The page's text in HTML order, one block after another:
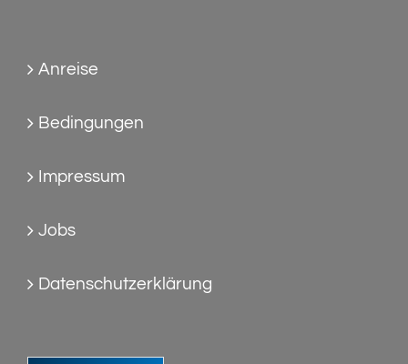
Anreise
Bedingungen
Impressum
Jobs
Datenschutzerklärung